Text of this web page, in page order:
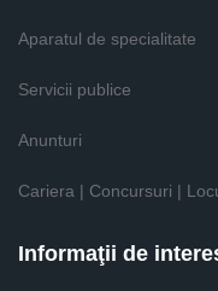
Aparatul de specialitate
Servicii publice
Anunturi
Cariera | Concursuri |
Informaţii de